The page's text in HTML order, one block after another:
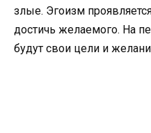
злые. Эгоизм
достичь желаемого. На
будут свои цели и